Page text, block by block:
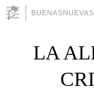
BUENASNUEVAS
LA